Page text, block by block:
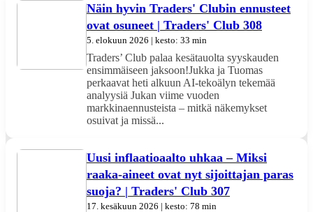
Näin hyvin Traders' Clubin ennusteet
ovat osuneet | Traders' Club 308
5. elokuun 2026 | kesto: 33 min
Traders’ Club palaa kesätauolta syyskauden
ensimmäiseen jaksoon!Jukka ja Tuomas
perkaavat heti alkuun AI-tekoälyn tekemää
analyysiä Jukan viime vuoden
markkinaennusteista – mitkä näkemykset
osuivat ja missä...
Uusi inflaatioaalto uhkaa – Miksi
raaka-aineet ovat nyt sijoittajan paras
suoja? | Traders' Club 307
17. kesäkuun 2026 | kesto: 78 min